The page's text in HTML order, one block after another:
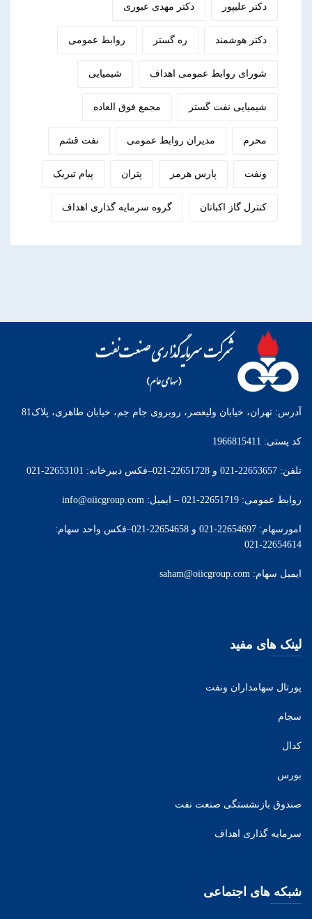
دکتر علیپور دکتر مهدی عبوری
دکتر هوشمند ره گستر روابط عمومی
شورای روابط عمومی اهداف شیمیایی
شیمیایی نفت گستر مجمع فوق العاده
محرم مدیران روابط عمومی نفت قشم
ونفت پارس هرمز پتران پیام تبریک
کنترل گاز اکباتان گروه سرمایه گذاری اهداف
آدرس: تهران، خیابان ولیعصر، روبروی جام جم، خیابان طاهری، پلاک81
کد پستی: 1966815411
تلفن: 22653657-021 و 22651728-021–فکس دبیرخانه: 22653101-021
روابط عمومی: 22651719-021 – ایمیل: info@oiicgroup.com
امورسهام: 22654697-021 و 22654658-021–فکس واحد سهام:
22654614-021
ایمیل سهام: saham@oiicgroup.com
لینک های مفید
پورتال سهامداران ونفت
سجام
کدال
بورس
صندوق بازنشستگی صنعت نفت
سرمایه گذاری اهداف
شبکه های اجتماعی